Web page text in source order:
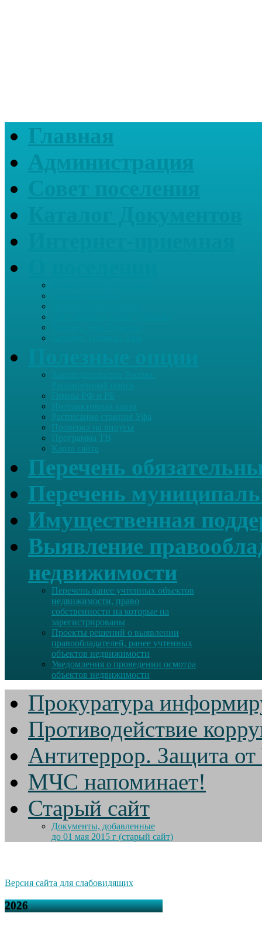
Главная
Администрация
Гимны РФ и РБ
Интерактивная карта
Расписание станция Уфа
Проверка на вирусы
Программа ТВ
Карта сайта
Перечень
Перечень
Имущественная
Выявление
недвижимости
Перечень ранее учтенных объектов
недвижимости, право
собственности на которые на
зарегистрированы
Проекты решений о выявлении
правообладателей, ранее учтенных
объектов недвижимости
Уведомления о проведении осмотра
объектов недвижимости
Прокуратура
Противодействие
Антитеррор. Защита
МЧС напоминает!
Старый сайт
Документы, добавленные
до 01 мая 2015 г (старый сайт)
Версия сайта для слабовидящих
2026